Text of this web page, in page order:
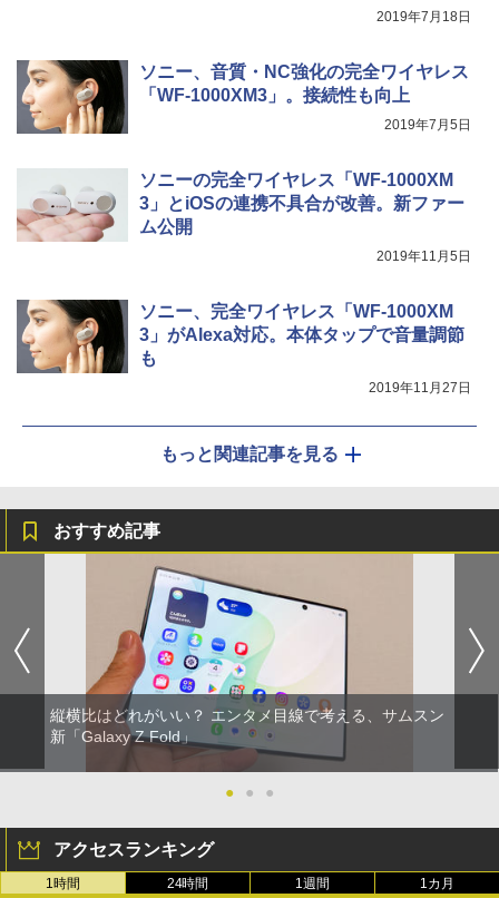
2019年7月18日
ソニー、音質・NC強化の完全ワイヤレス
「WF-1000XM3」。接続性も向上
2019年7月5日
ソニーの完全ワイヤレス「WF-1000XM
3」とiOSの連携不具合が改善。新ファー
ム公開
2019年11月5日
ソニー、完全ワイヤレス「WF-1000XM
3」がAlexa対応。本体タップで音量調節
も
2019年11月27日
もっと関連記事を見る
おすすめ記事
縦横比はどれがいい？ エンタメ目線で考える、サムスン
新「Galaxy Z Fold」
● ● ●
アクセスランキング
1時間 24時間 1週間 1カ月